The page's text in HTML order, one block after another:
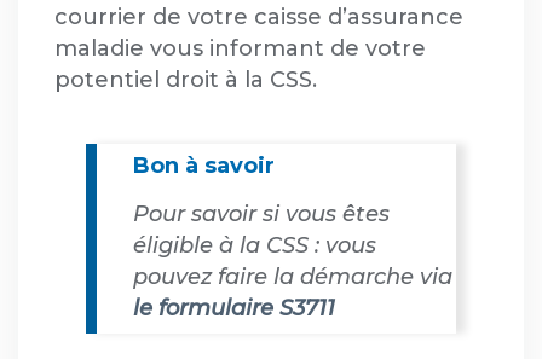
courrier de votre caisse d’assurance
maladie vous informant de votre
potentiel droit à la CSS.
Bon à savoir
Pour savoir si vous êtes
éligible à la CSS : vous
pouvez faire la démarche via
le formulaire S3711